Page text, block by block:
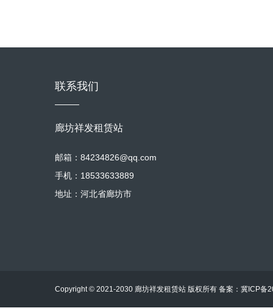
联系我们
廊坊祥发租赁站
邮箱：84234826@qq.com
手机：18533633889
地址：河北省廊坊市
Copyright © 2021-2030 廊坊祥发租赁站 版权所有 备案： 冀ICP备